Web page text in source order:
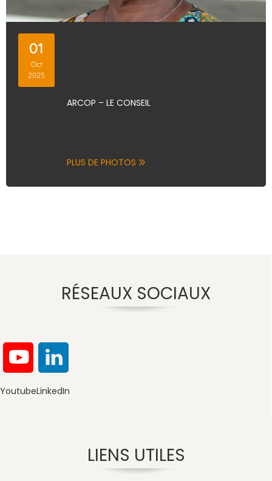
ARCOP – LE CONSEIL
01
Oct
2025
PLUS DE PHOTOS
RÉSEAUX SOCIAUX
YoutubeLinkedIn
LIENS UTILES